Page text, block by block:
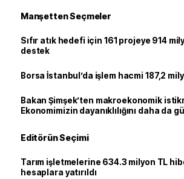
Manşetten Seçmeler
Sıfır atık hedefi için 161 projeye 914
destek
Borsa İstanbul’da işlem hacmi 187,2
Bakan Şimşek’ten makroekonomik
Ekonomimizin dayanıklılığını daha da
Editörün Seçimi
Tarım işletmelerine 634.3 milyon TL
hesaplara yatırıldı